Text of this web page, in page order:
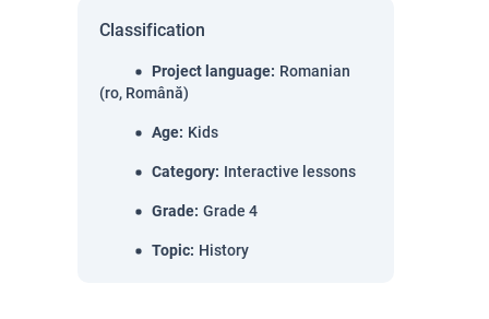
Classification
Project language: Romanian
(ro, Română)
Age: Kids
Category: Interactive lessons
Grade: Grade 4
Topic: History